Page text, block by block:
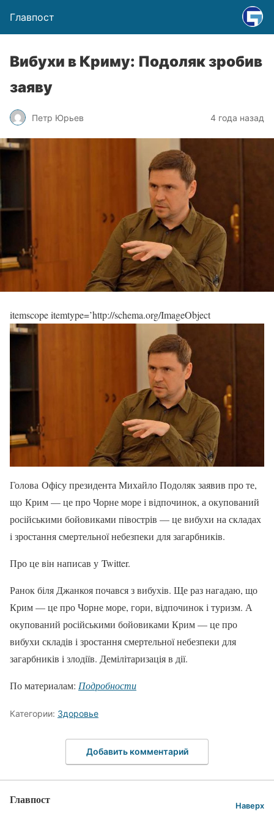
Главпост
Вибухи в Криму: Подоляк зробив
заяву
Петр Юрьев 4 года назад
itemscope itemtype=’http://schema.org/ImageObject
Голова Офісу президента Михайло Подоляк заявив про те,
що Крим — це про Чорне море і відпочинок, а окупований
російськими бойовиками півострів — це вибухи на складах
і зростання смертельної небезпеки для загарбників.
Про це він написав у Twitter.
Ранок біля Джанкоя почався з вибухів. Ще раз нагадаю, що
Крим — це про Чорне море, гори, відпочинок і туризм. А
окупований російськими бойовиками Крим — це про
вибухи складів і зростання смертельної небезпеки для
загарбників і злодіїв. Демілітаризація в дії.
По материалам: Подробности
Категории: Здоровье
Добавить комментарий
Главпост Наверх